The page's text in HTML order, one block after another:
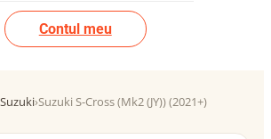
Contul meu
Suzuki›Suzuki S-Cross (Mk2 (JY)) (2021+)